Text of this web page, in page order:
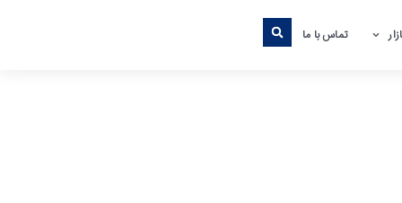
تماس با ما